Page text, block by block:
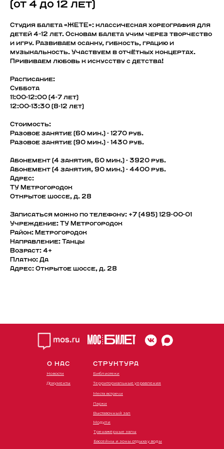
(от 4 до 12 лет)
Студия балета «ЖЕТЕ»: классическая хореография для
детей 4–12 лет. Основам балета учим через творчество
и игру. Развиваем осанку, гибкость, грацию и
музыкальность. Участвуем в отчётных концертах.
Прививаем любовь к искусству с детства!
Расписание:
Суббота
11:00-12:00 (4-7 лет)
12:00-13:30 (8-12 лет)
Стоимость:
Разовое занятие (60 мин.) - 1270 руб.
Разовое занятие (90 мин.) - 1430 руб.
Абонемент (4 занятия, 60 мин.) - 3920 руб.
Абонемент (4 занятия, 90 мин.) - 4400 руб.
Адрес:
ТУ Метрогородок
Открытое шоссе, д. 28
Записаться можно по телефону: +7 (495) 129-00-01
Учреждение: ТУ Метрогородок
Район: Метрогородок
Направление: Танцы
Возраст: 4+
Платно: Да
Адрес: Открытое шоссе, д. 28
О НАС
Новости
Документы
СТРУКТУРА
Библиотеки
Территориальные управления
Места встречи
Парки
Выставочный зал
Модули
Тренажёрные залы
Бассейны и зоны отдыха у воды